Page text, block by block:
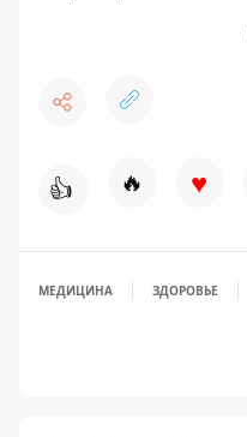
👍 🔥 ♥
МЕДИЦИНА ЗДОРОВЬЕ